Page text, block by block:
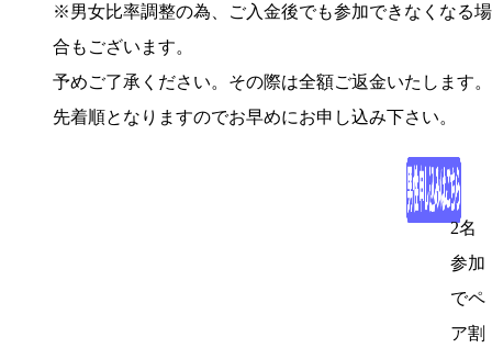
※男女比率調整の為、ご入金後でも参加できなくなる場
合もございます。
予めご了承ください。その際は全額ご返金いたします。
先着順となりますのでお早めにお申し込み下さい。
2名
参加
でペ
ア割